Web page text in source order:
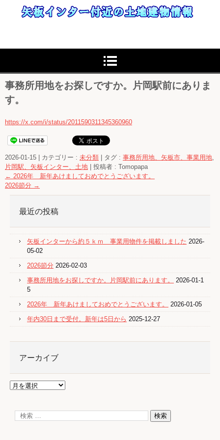
事務所用地をお探しですか。片岡駅前にありま
す。
https://x.com/i/status/2011590311345360960
2026-01-15 カテゴリー : 未分類 タグ : 事務所用地、矢板市、事業用地,
片岡駅、矢板インター、土地
投稿者 : Tomopapa
← 2026年 新年あけましておめでとうございます。
2026節分 →
最近の投稿
矢板インターから約５ｋｍ 事業用物件を掲載しました 2026-
05-02
2026節分 2026-02-03
事務所用地をお探しですか。片岡駅前にあります。
2026-01-1
5
2026年 新年あけましておめでとうございます。
2026-01-05
年内30日まで受付。新年は5日から 2025-12-27
アーカイブ